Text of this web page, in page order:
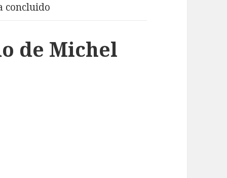
concluido
de Michel